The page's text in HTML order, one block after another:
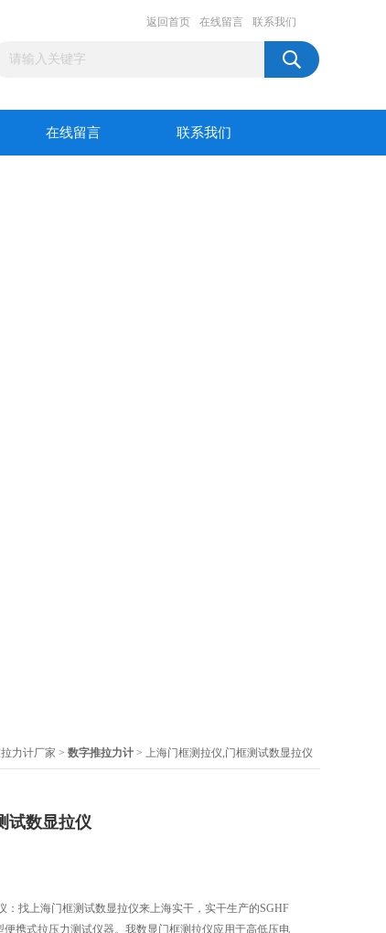
返回首页 在线留言 联系我们
在线留言 联系我们
力计厂家 > 数字推拉力计 > 上海门框测拉仪,门框测试数显拉仪
试数显拉仪
：找上海门框测试数显拉仪来上海实干，实干生产的SGHF
携式拉压力测试仪器。我数显门框测拉仪应用于高低压电